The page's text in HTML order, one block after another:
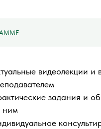
видеолекции и
задания и
ним